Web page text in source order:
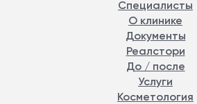
Специалисты
О клинике
Документы
Реалстори
До / после
Услуги
Косметология